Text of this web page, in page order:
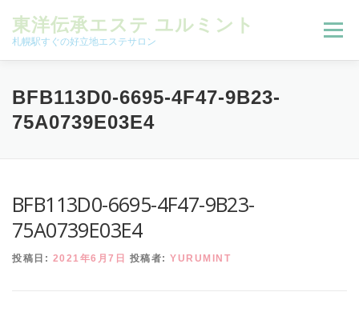
東洋伝承エステ ユルミント
札幌駅すぐの好立地エステサロン
メニュー
初回限定お試しコース（ご新規様限定）
オンラインメニュー アクセス よくある質問
BFB113D0-6695-4F47-9B23-
75A0739E03E4
BFB113D0-6695-4F47-9B23-
75A0739E03E4
投稿日: 2021年6月7日 投稿者: YURUMINT